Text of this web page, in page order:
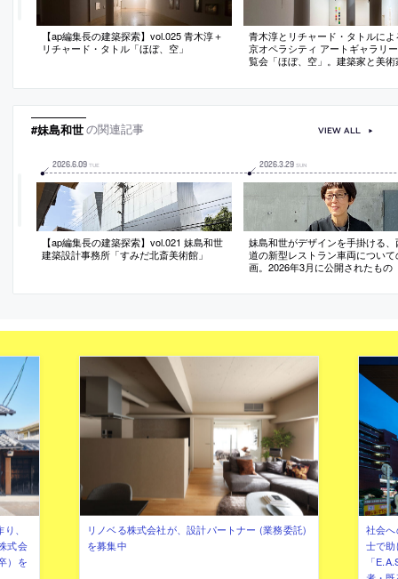
【ap編集長の建築探索】vol.025 青木淳＋
リチャード・タトル「ほぼ、空」
青木淳とリチャード・タトルによ
京オペラシティ アートギャラリ
覧会「ほぼ、空」。建築家と美術
素“柱・バスケット・色の帯”を、
影が質感を生み出して展示室内に
#妹島和世の関連記事
2026.6.09 TUE
【ap編集長の建築探索】vol.021 妹島和世
建築設計事務所「すみだ北斎美術館」
2026.3.29 SUN
妹島和世がデザインを手掛ける、
道の新型レストラン車両について
画。2026年3月に公開されたもの
VIEW ALL
、
式会
）を
リノベる株式会社が、設計パートナー (業務委託)
を募集中
社会
士で
「